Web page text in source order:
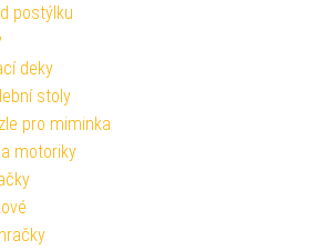
postýlku
deky
stoly
pro miminka
motoriky